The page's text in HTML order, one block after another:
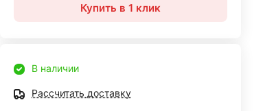
Купить в 1 клик
В наличии
Рассчитать доставку